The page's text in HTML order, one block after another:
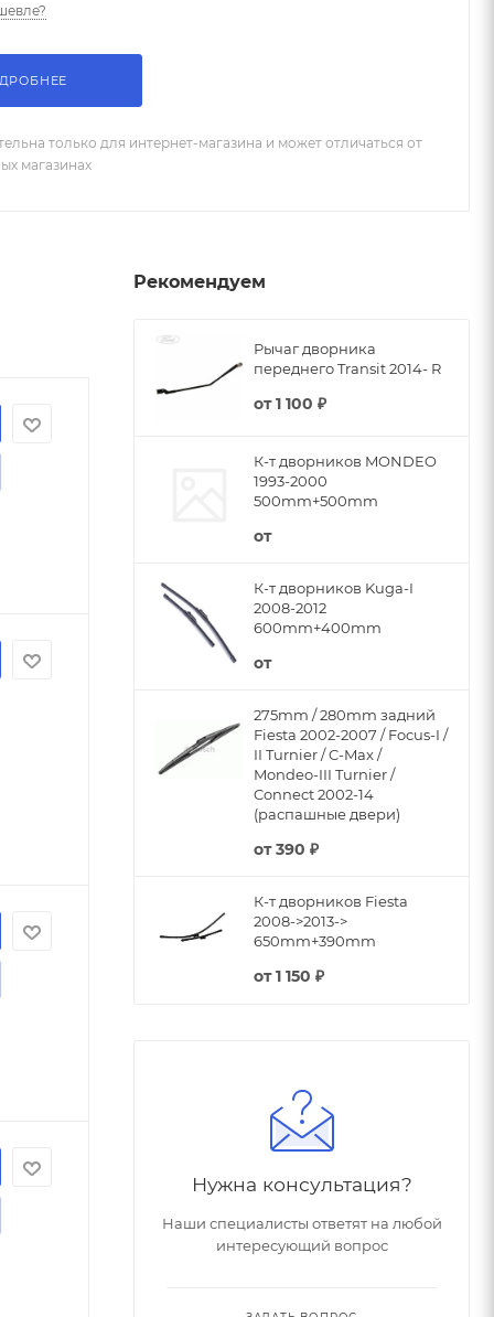
только для интернет-магазина и может отличаться от
магазинах
Рекомендуем
Рычаг дворника
переднего Transit 2014- R
от1 100 ₽
К-т дворников MONDEO
1993-2000
500mm+500mm
от
К-т дворников Kuga-I
2008-2012
600mm+400mm
от
275mm / 280mm задний
Fiesta 2002-2007 / Focus-I /
II Turnier / C-Max /
Mondeo-III Turnier /
Connect 2002-14
(распашные двери)
от390 ₽
К-т дворников Fiesta
2008->2013->
650mm+390mm
от1 150 ₽
Нужна консультация?
Наши специалисты ответят на любой
интересующий вопрос